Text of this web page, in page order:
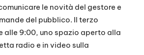
le novità del gestore e
del pubblico. Il terzo
alle 9:00, uno spazio aperto alla
radio e in video sulla